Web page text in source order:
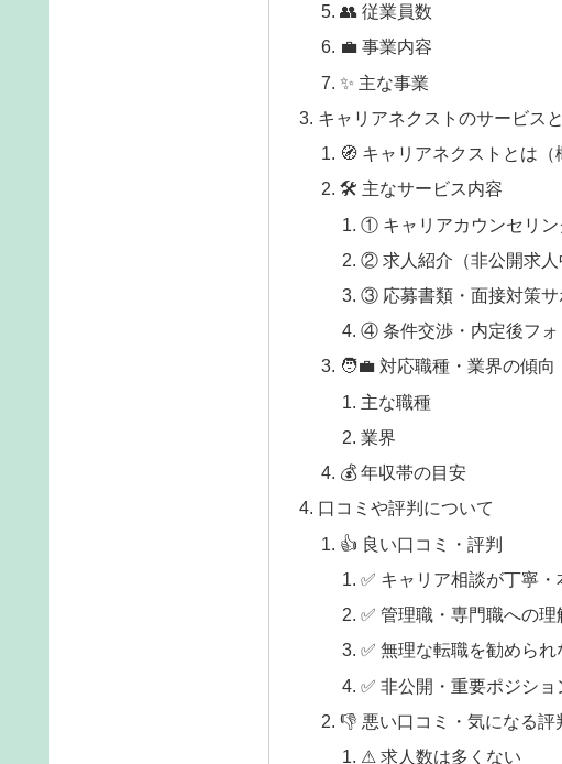
👥 従業員数
💼 事業内容
✨ 主な事業
キャリアネクストのサービス
🧭 キャリアネクストとは（
🛠️ 主なサービス内容
① キャリアカウンセリン
② 求人紹介（非公開求人
③ 応募書類・面接対策サ
④ 条件交渉・内定後フォ
🧑‍💼 対応職種・業界の傾向
主な職種
業界
💰 年収帯の目安
口コミや評判について
👍 良い口コミ・評判
✅ キャリア相談が丁寧・
✅ 管理職・専門職への理
✅ 無理な転職を勧められ
✅ 非公開・重要ポジショ
👎 悪い口コミ・気になる評
⚠ 求人数は多くない